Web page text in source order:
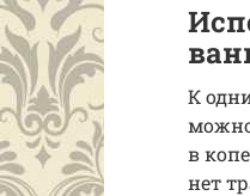
К
в
нет